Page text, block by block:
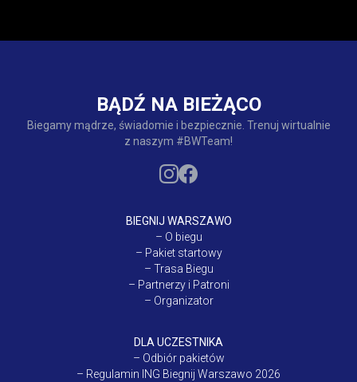
BĄDŹ NA BIEŻĄCO
Biegamy mądrze, świadomie i bezpiecznie. Trenuj wirtualnie
z naszym #BWTeam!
BIEGNIJ WARSZAWO
– O biegu
– Pakiet startowy
– Trasa Biegu
– Partnerzy i Patroni
– Organizator
DLA UCZESTNIKA
– Odbiór pakietów
– Regulamin ING Biegnij Warszawo 2026